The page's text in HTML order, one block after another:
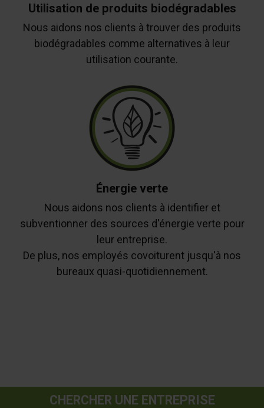
Utilisation de produits biodégradables
Nous aidons nos clients à trouver des produits
biodégradables comme alternatives à leur
utilisation courante.
Énergie verte
Nous aidons nos clients à identifier et
subventionner des sources d'énergie verte pour
leur entreprise.
De plus, nos employés covoiturent jusqu'à nos
bureaux quasi-quotidiennement.
CHERCHER UNE ENTREPRISE